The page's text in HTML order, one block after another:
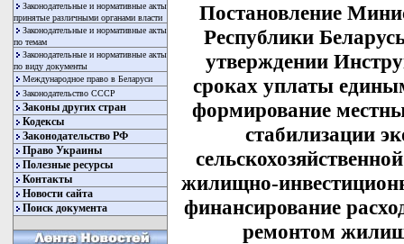
Законодательные и нормативные акты
принятые различными органами власти
Законодательные и нормативные акты
по темам
Законодательные и нормативные акты
по виду документы
Международное право в Беларуси
Законодательство СССР
Законы других стран
Кодексы
Законодательство РФ
Право Украины
Полезные ресурсы
Контакты
Новости сайта
Поиск документа
Постановление
Республики
утверждении
сроках уплаты
формирование
стабилизации
жилищно-
финансирование
ремонтом